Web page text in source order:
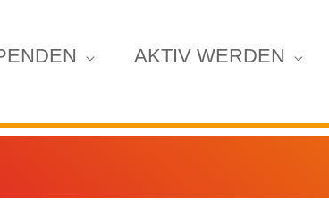
AKTIV WERDEN